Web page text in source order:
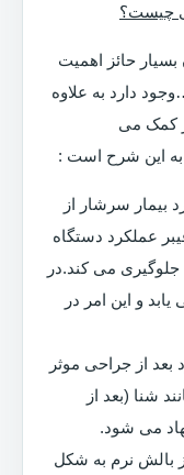
چیست؟
بسیار حائز اهمیت
دارد به علاوه
کمک می
به این شرح است :
بیمار سرشار از
عملکرد دستگاه
می کند.در
و این امر در
از جراحی موثر
شنا (بعد از
می شود.
بالش نرم به شکل